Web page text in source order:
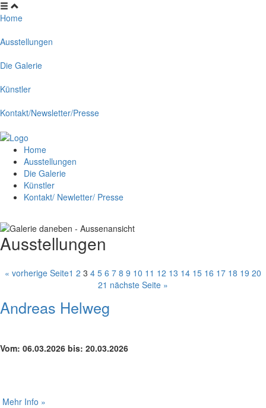
Home
Ausstellungen
Die Galerie
Künstler
Kontakt/Newsletter/Presse
Home
Ausstellungen
Die Galerie
Künstler
Kontakt/ Newletter/ Presse
Ausstellungen
« vorherige Seite1 2 3 4 5 6 7 8 9 10 11 12 13 14 15 16 17 18 19 20
21 nächste Seite »
Andreas Helweg
Vom: 06.03.2026 bis: 20.03.2026
Mehr Info »